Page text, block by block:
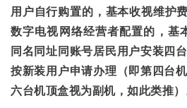
用户自行购置的，基本收视维护
数字电视网络经营者配置的，基
同名同址同账号居民用户安装四
按新装用户申请办理（即第四台
六台机顶盒视为副机，如此类推）